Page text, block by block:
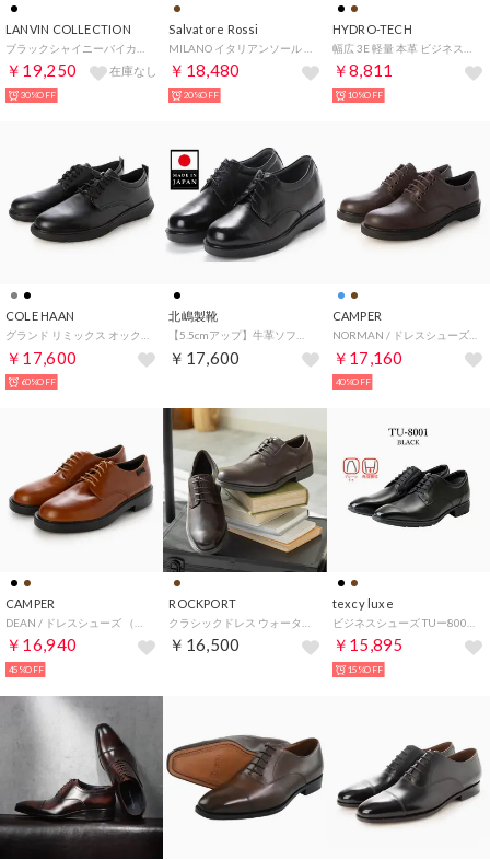
LANVIN COLLECTION
￥19,250 在庫なし
30%OFF
Salvatore Rossi
￥18,480
20%OFF
HYDRO-TECH
￥8,811
10%OFF
COLE HAAN
グランド リミックス オックスフォード mens （ブラック）
￥17,600
60%OFF
北嶋製靴
【5.5cmアップ】牛革ソフトビジネス シークレットシューズ ビジネスシューズ 幅広 本革日本製 No.911 （ブラック）
￥17,600
CAMPER
NORMAN / ドレスシューズ （ダークブラウン）
￥17,160
40%OFF
CAMPER
￥16,940
45%OFF
ROCKPORT
￥16,500
texcy luxe
￥15,895
15%OFF